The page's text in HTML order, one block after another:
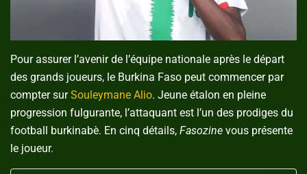
Pour assurer l’avenir de l’équipe nationale après le départ
des grands joueurs, le Burkina Faso peut commencer par
compter surSouleymane Alio. Jeune étalon en pleine
progression fulgurante, l’attaquant est l’un des prodiges du
football burkinabè. En cinq détails, Fasozine vous présente
le joueur.